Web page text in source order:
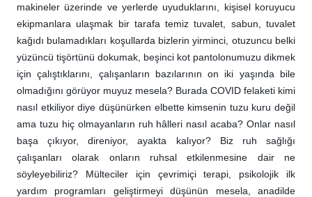
makineler üzerinde ve yerlerde uyuduklarını, kişisel koruyucu
ekipmanlara ulaşmak bir tarafa temiz tuvalet, sabun, tuvalet
kağıdı bulamadıkları koşullarda bizlerin yirminci, otuzuncu belki
yüzüncü tişörtünü dokumak, beşinci kot pantolonumuzu dikmek
için çalıştıklarını, çalışanların bazılarının on iki yaşında bile
olmadığını görüyor muyuz mesela? Burada COVID felaketi kimi
nasıl etkiliyor diye düşünürken elbette kimsenin tuzu kuru değil
ama tuzu hiç olmayanların ruh hâlleri nasıl acaba? Onlar nasıl
başa çıkıyor, direniyor, ayakta kalıyor? Biz ruh sağlığı
çalışanları olarak onların ruhsal etkilenmesine dair ne
söyleyebiliriz? Mülteciler için çevrimiçi terapi, psikolojik ilk
yardım programları geliştirmeyi düşünün mesela, anadilde